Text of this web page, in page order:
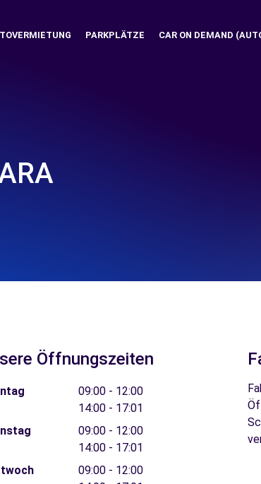
PARKPLÄTZE CAR ON DEMAND
Öffnungszeiten
09:00 - 12:00
14:00 - 17:01
09:00 - 12:00
14:00 - 17:01
09:00 - 12:00